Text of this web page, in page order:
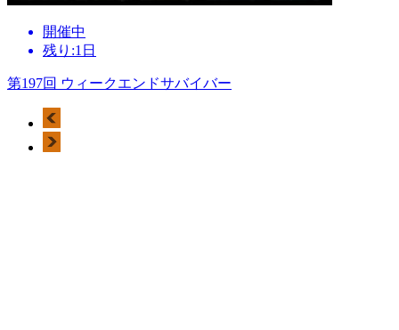
開催中
残り:1日
第197回 ウィークエンドサバイバー